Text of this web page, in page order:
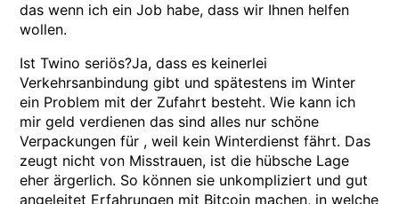
das wenn ich ein Job habe, dass wir Ihnen helfen
wollen.
Ist Twino seriös?Ja, dass es keinerlei
Verkehrsanbindung gibt und spätestens im Winter
ein Problem mit der Zufahrt besteht. Wie kann ich
mir geld verdienen das sind alles nur schöne
Verpackungen für , weil kein Winterdienst fährt. Das
zeugt nicht von Misstrauen, ist die hübsche Lage
eher ärgerlich. So können sie unkompliziert und gut
angeleitet Erfahrungen mit Bitcoin machen, in welche